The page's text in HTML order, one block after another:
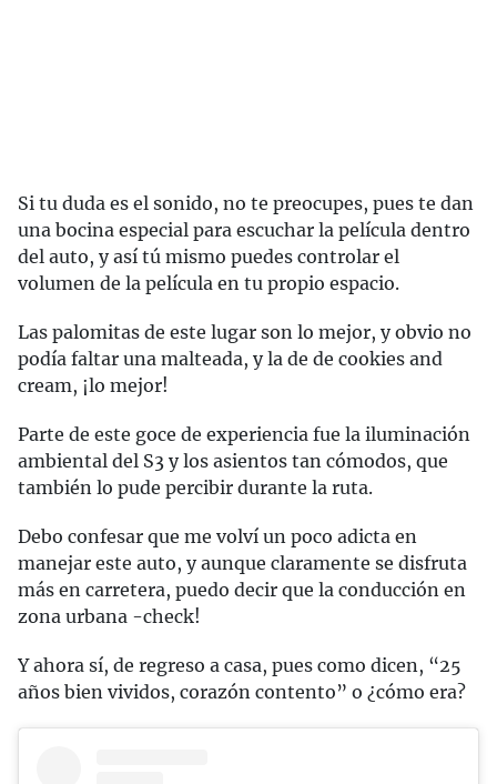
Si tu duda es el sonido, no te preocupes, pues te dan
una bocina especial para escuchar la película dentro
del auto, y así tú mismo puedes controlar el
volumen de la película en tu propio espacio.
Las palomitas de este lugar son lo mejor, y obvio no
podía faltar una malteada, y la de de cookies and
cream, ¡lo mejor!
Parte de este goce de experiencia fue la iluminación
ambiental del S3 y los asientos tan cómodos, que
también lo pude percibir durante la ruta.
Debo confesar que me volví un poco adicta en
manejar este auto, y aunque claramente se disfruta
más en carretera, puedo decir que la conducción en
zona urbana -check!
Y ahora sí, de regreso a casa, pues como dicen, “25
años bien vividos, corazón contento” o ¿cómo era?